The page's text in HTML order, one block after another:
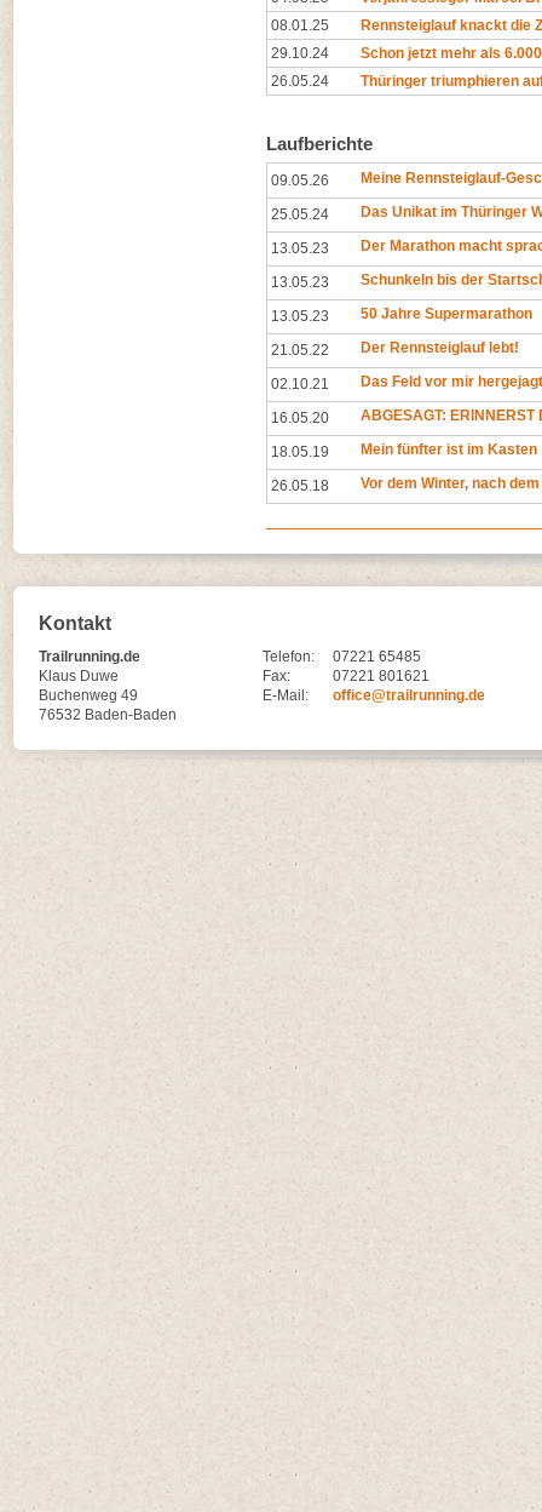
08.01.25
Rennsteiglauf knackt die
29.10.24
Schon jetzt mehr als
26.05.24
Thüringer triumphieren
Laufberichte
09.05.26 Meine Rennsteiglauf-
25.05.24 Das Unikat im Thüringer
13.05.23 Der Marathon macht
13.05.23 Schunkeln bis der
13.05.23 50 Jahre Supermarathon
21.05.22 Der Rennsteiglauf lebt!
02.10.21 Das Feld vor mir hergejagt
16.05.20 ABGESAGT: ERINNERST
18.05.19 Mein fünfter ist im Kasten
26.05.18 Vor dem Winter, nach
Kontakt
Trailrunning.de
Klaus Duwe
Buchenweg 49
76532 Baden-Baden
Telefon:
07221 65485
Fax:
07221 801621
E-Mail:
office@trailrunning.de